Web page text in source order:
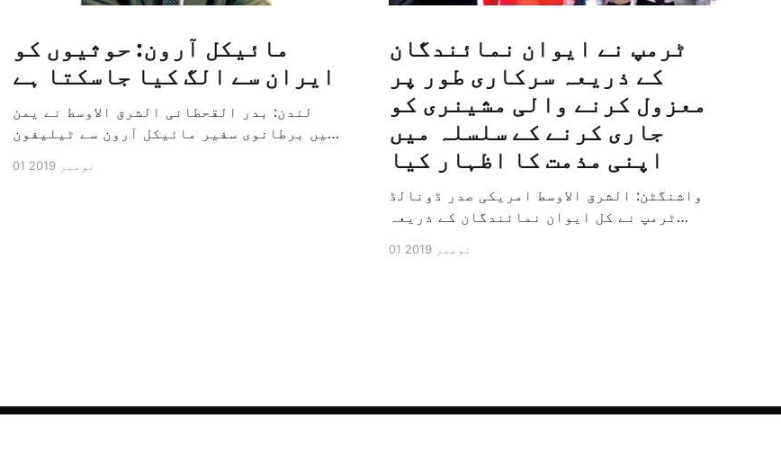
مائیکل آرون: حوثیوں کو
ایران سے الگ کیا جاسکتا ہے
لندن: بدر القحطانی الشرق الاوسط نے یمن
میں برطانوی سفیر مائیکل آرون سے ٹیلیفون
کہ کیا ایران کو حوثیوں سے الگ کیا جاسکتا
01 نومبر 2019
ٹرمپ نے ایوان نمائندگان
کے ذریعہ سرکاری طور پر
معزول کرنے والی مشینری کو
جاری کرنے کے سلسلہ میں
اپنی مذمت کا اظہار کیا
واشنگٹن: الشرق الاوسط امریکی صدر ڈونالڈ
ٹرمپ نے کل ایوان نمائندگان کے ذریعہ
جاری کرنے کے سلسلہ میں اپنی مذمت کا
01 نومبر 2019